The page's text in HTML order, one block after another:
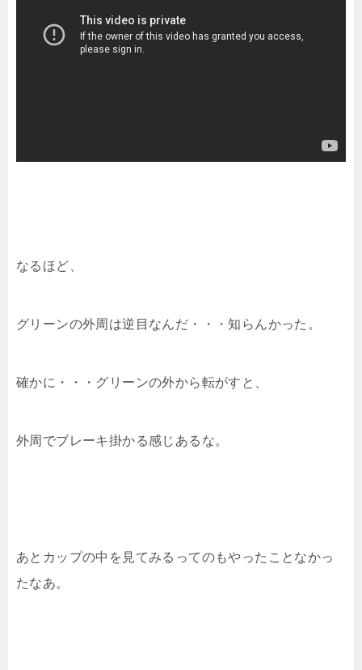
なるほど、
グリーンの外周は逆目なんだ・・・知らんかった。
確かに・・・グリーンの外から転がすと、
外周でブレーキ掛かる感じあるな。
あとカップの中を見てみるってのもやったことなかっ
たなあ。